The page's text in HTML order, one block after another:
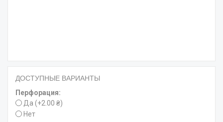
ДОСТУПНЫЕ ВАРИАНТЫ
Перфорация:
Да (+2.00 ₴)
Нет
Способы доставки
Новая почта
Самовывоз
Способы оплаты